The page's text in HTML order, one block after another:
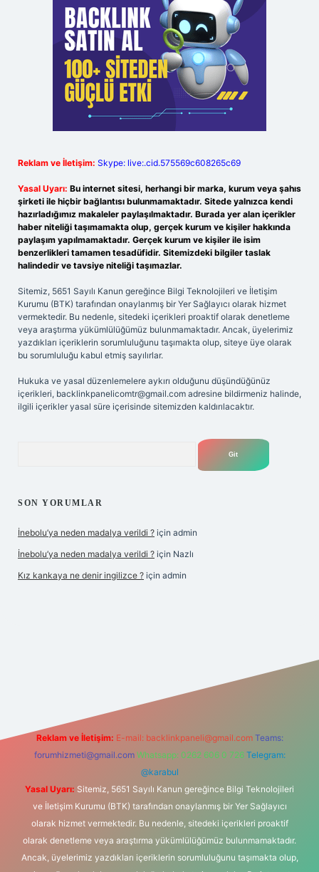
Reklam ve İletişim: Skype: live:.cid.575569c608265c69
Yasal Uyarı: Bu internet sitesi, herhangi bir marka, kurum veya şahıs
şirketi ile hiçbir bağlantısı bulunmamaktadır. Sitede yalnızca kendi
hazırladığımız makaleler paylaşılmaktadır. Burada yer alan içerikler
haber niteliği taşımamakta olup, gerçek kurum ve kişiler hakkında
paylaşım yapılmamaktadır. Gerçek kurum ve kişiler ile isim
benzerlikleri tamamen tesadüfidir. Sitemizdeki bilgiler taslak
halindedir ve tavsiye niteliği taşımazlar.
Sitemiz, 5651 Sayılı Kanun gereğince Bilgi Teknolojileri ve İletişim
Kurumu (BTK) tarafından onaylanmış bir Yer Sağlayıcı olarak hizmet
vermektedir. Bu nedenle, sitedeki içerikleri proaktif olarak denetleme
veya araştırma yükümlülüğümüz bulunmamaktadır. Ancak, üyelerimiz
yazdıkları içeriklerin sorumluluğunu taşımakta olup, siteye üye olarak
bu sorumluluğu kabul etmiş sayılırlar.
Hukuka ve yasal düzenlemelere aykırı olduğunu düşündüğünüz
içerikleri, backlinkpanelicomtr@gmail.com adresine bildirmeniz halinde,
ilgili içerikler yasal süre içerisinde sitemizden kaldırılacaktır.
SON YORUMLAR
İnebolu’ya neden madalya verildi ? için admin
İnebolu’ya neden madalya verildi ? için Nazlı
Kız kankaya ne denir ingilizce ? için admin
Reklam ve İletişim: E-mail: backlinkpaneli@gmail.com Teams:
forumhizmeti@gmail.com Whatsapp: 0262 606 0 726 Telegram:
@karabul
Yasal Uyarı: Sitemiz, 5651 Sayılı Kanun gereğince Bilgi Teknolojileri
ve İletişim Kurumu (BTK) tarafından onaylanmış bir Yer Sağlayıcı
olarak hizmet vermektedir. Bu nedenle, sitedeki içerikleri proaktif
olarak denetleme veya araştırma yükümlülüğümüz bulunmamaktadır.
Ancak, üyelerimiz yazdıkları içeriklerin sorumluluğunu taşımakta olup,